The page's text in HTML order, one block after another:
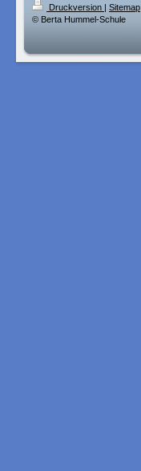
Druckversion | Sitemap
© Berta Hummel-Schule